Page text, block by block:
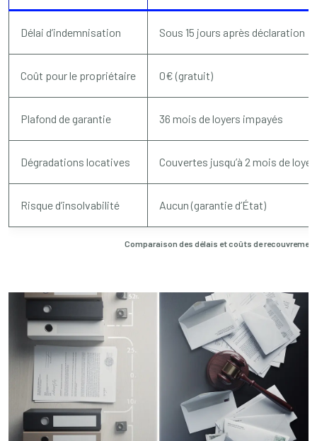
Comparaison des délais et coûts de
Délai d’indemnisation Sous 15 jours après déclaration
Coût pour le propriétaire 0€ (gratuit)
Plafond de garantie 36 mois de loyers impayés
Dégradations locatives Couvertes jusqu’à 2 mois de loyer
Risque d’insolvabilité Aucun (garantie d’État)